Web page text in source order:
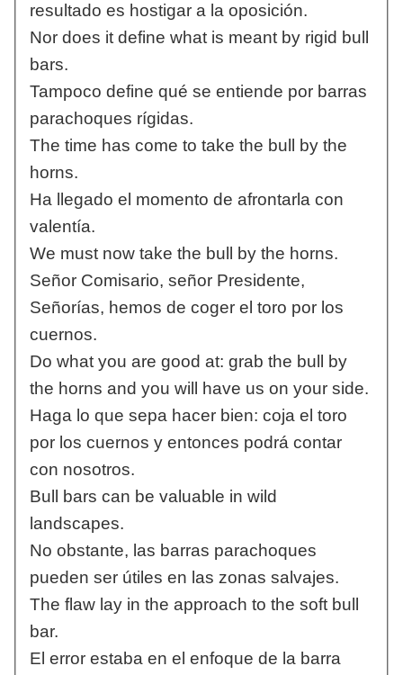
resultado es hostigar a la oposición.
Nor does it define what is meant by rigid bull
bars.
Tampoco define qué se entiende por barras
parachoques rígidas.
The time has come to take the bull by the
horns.
Ha llegado el momento de afrontarla con
valentía.
We must now take the bull by the horns.
Señor Comisario, señor Presidente,
Señorías, hemos de coger el toro por los
cuernos.
Do what you are good at: grab the bull by
the horns and you will have us on your side.
Haga lo que sepa hacer bien: coja el toro
por los cuernos y entonces podrá contar
con nosotros.
Bull bars can be valuable in wild
landscapes.
No obstante, las barras parachoques
pueden ser útiles en las zonas salvajes.
The flaw lay in the approach to the soft bull
bar.
El error estaba en el enfoque de la barra